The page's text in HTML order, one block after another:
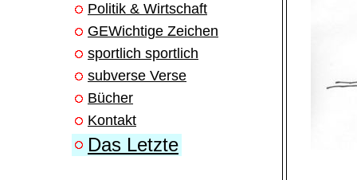
Politik & Wirtschaft
GEWichtige Zeichen
sportlich sportlich
subverse Verse
Bücher
Kontakt
Das Letzte